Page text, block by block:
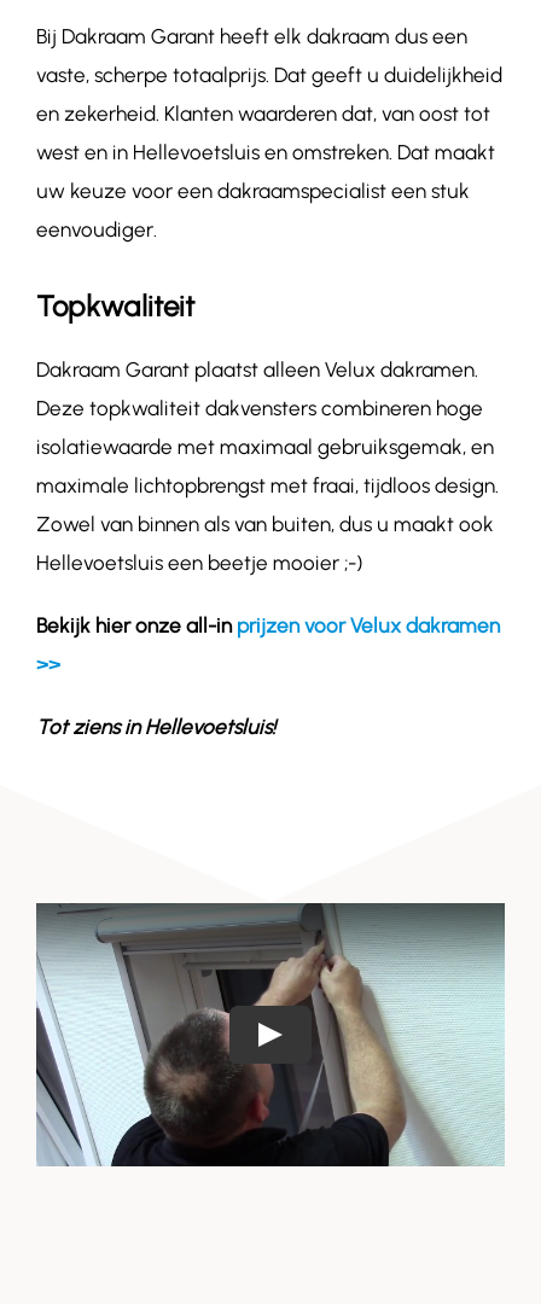
Bij Dakraam Garant heeft elk dakraam dus een
vaste, scherpe totaalprijs. Dat geeft u duidelijkheid
en zekerheid. Klanten waarderen dat, van oost tot
west en in Hellevoetsluis en omstreken. Dat maakt
uw keuze voor een dakraamspecialist een stuk
eenvoudiger.
Topkwaliteit
Dakraam Garant plaatst alleen Velux dakramen.
Deze topkwaliteit dakvensters combineren hoge
isolatiewaarde met maximaal gebruiksgemak, en
maximale lichtopbrengst met fraai, tijdloos design.
Zowel van binnen als van buiten, dus u maakt ook
Hellevoetsluis een beetje mooier ;-)
Bekijk hier onze all-in prijzen voor Velux dakramen
>>
Tot ziens inHellevoetsluis!